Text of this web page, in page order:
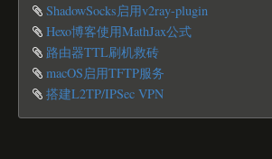
ShadowSocks启用v2ray-plugin
Hexo博客使用MathJax公式
路由器TTL刷机救砖
macOS启用TFTP服务
搭建L2TP/IPSec VPN